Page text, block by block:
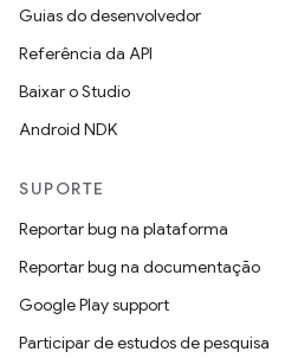
Guias do desenvolvedor
Referência da API
Baixar o Studio
Android NDK
SUPORTE
Reportar bug na plataforma
Reportar bug na documentação
Google Play support
Participar de estudos de pesquisa